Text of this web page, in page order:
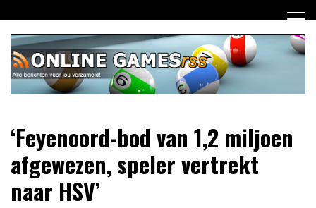
naar
inhoud
Online Games RSS
verzameld
‘Feyenoord-bod van 1,2 miljoen
afgewezen, speler vertrekt
naar HSV’